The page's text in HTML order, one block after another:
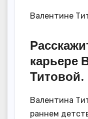
Валентине
карьере
Титовой.
Валентина
раннем